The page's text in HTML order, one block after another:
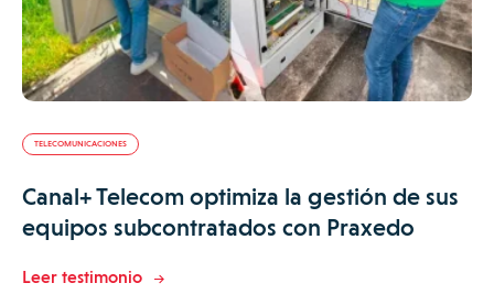
TELECOMUNICACIONES
Canal+ Telecom optimiza la gestión de sus
equipos subcontratados con Praxedo
Leer testimonio